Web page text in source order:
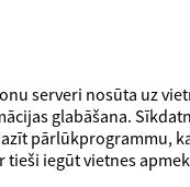
serveri nosūta uz
glabāšana.
pārlūkprogrammu,
tieši iegūt vietnes